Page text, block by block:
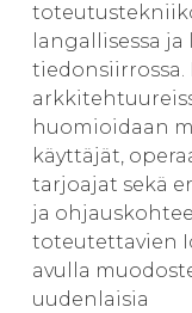
langallisessa
tiedonsiirrossa.
huomioidaan
käyttäjät,
tarjoajat sekä
ja
toteutettavien
avulla
uudenlaisia